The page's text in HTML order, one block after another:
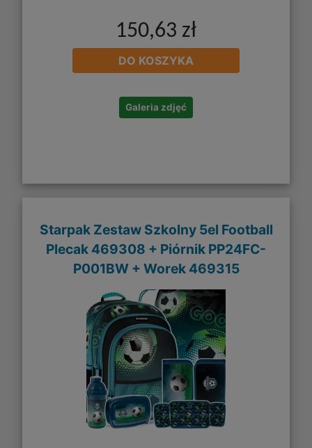
150,63 zł
DO KOSZYKA
Galeria zdjęć
Starpak Zestaw Szkolny 5el Football
Plecak 469308 + Piórnik PP24FC-
P001BW + Worek 469315